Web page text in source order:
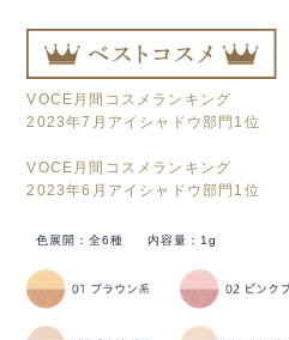
VOCE月間コスメランキング
2023年7月アイシャドウ部門1位
VOCE月間コスメランキング
2023年6月アイシャドウ部門1位
色展開：全6種 内容量：1g